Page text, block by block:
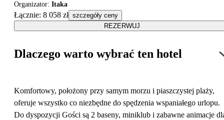
Organizator: Itaka
Łącznie: 8 058 zł szczegóły ceny
REZERWUJ
Dlaczego warto wybrać ten hotel
Komfortowy, położony przy samym morzu i piaszczystej plaży,
oferuje wszystko co niezbędne do spędzenia wspaniałego urlopu.
Do dyspozycji Gości są 2 baseny, miniklub i zabawne animacje